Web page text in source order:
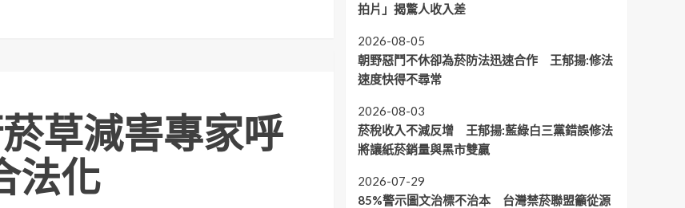
草減害專家呼
法化
拍片」揭驚人收入差
2026-08-05
朝野惡鬥不休卻為菸防法迅速合作 王郁揚:修法
速度快得不尋常
2026-08-03
菸稅收入不減反增 王郁揚:藍綠白三黨錯誤修法
將讓紙菸銷量與黑市雙贏
2026-07-29
85%警示圖文治標不治本 台灣禁菸聯盟籲從源